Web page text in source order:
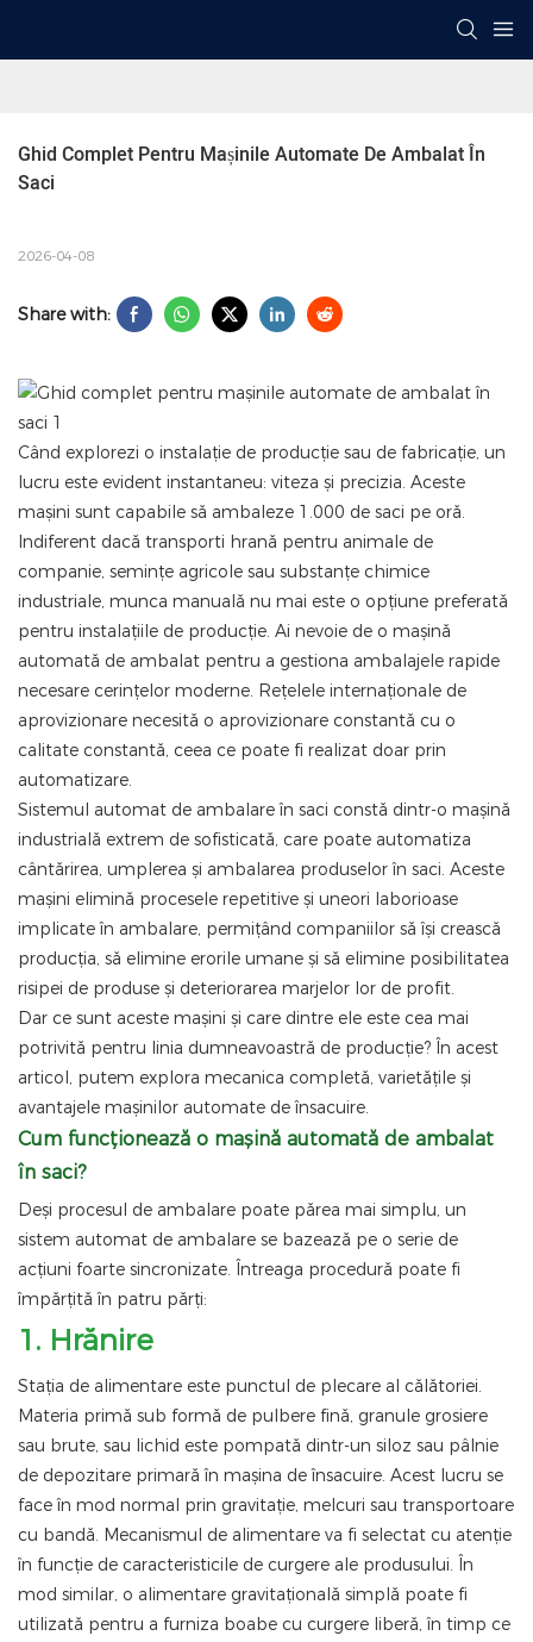
Ghid Complet Pentru Mașinile Automate De Ambalat În
Saci
2026-04-08
Share with:
Când explorezi o instalație de producție sau de fabricație, un
lucru este evident instantaneu: viteza și precizia. Aceste
mașini sunt capabile să ambaleze 1.000 de saci pe oră.
Indiferent dacă transporti hrană pentru animale de
companie, semințe agricole sau substanțe chimice
industriale, munca manuală nu mai este o opțiune preferată
pentru instalațiile de producție. Ai nevoie de o mașină
automată de ambalat pentru a gestiona ambalajele rapide
necesare cerințelor moderne. Rețelele internaționale de
aprovizionare necesită o aprovizionare constantă cu o
calitate constantă, ceea ce poate fi realizat doar prin
automatizare.
Sistemul automat de ambalare în saci constă dintr-o mașină
industrială extrem de sofisticată, care poate automatiza
cântărirea, umplerea și ambalarea produselor în saci. Aceste
mașini elimină procesele repetitive și uneori laborioase
implicate în ambalare, permițând companiilor să își crească
producția, să elimine erorile umane și să elimine posibilitatea
risipei de produse și deteriorarea marjelor lor de profit.
Dar ce sunt aceste mașini și care dintre ele este cea mai
potrivită pentru linia dumneavoastră de producție? În acest
articol, putem explora mecanica completă, varietățile și
avantajele mașinilor automate de însacuire.
Cum funcționează o mașină automată de ambalat
în saci?
Deși procesul de ambalare poate părea mai simplu, un
sistem automat de ambalare se bazează pe o serie de
acțiuni foarte sincronizate. Întreaga procedură poate fi
împărțită în patru părți:
1. Hrănire
Stația de alimentare este punctul de plecare al călătoriei.
Materia primă sub formă de pulbere fină, granule grosiere
sau brute, sau lichid este pompată dintr-un siloz sau pâlnie
de depozitare primară în mașina de însacuire. Acest lucru se
face în mod normal prin gravitație, melcuri sau transportoare
cu bandă. Mecanismul de alimentare va fi selectat cu atenție
în funcție de caracteristicile de curgere ale produsului. În
mod similar, o alimentare gravitațională simplă poate fi
utilizată pentru a furniza boabe cu curgere liberă, în timp ce